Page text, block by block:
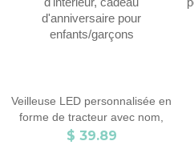
Veilleuse LED personnalisée en
forme de tracteur avec nom,
veilleuse en acrylique avec
$ 39.89